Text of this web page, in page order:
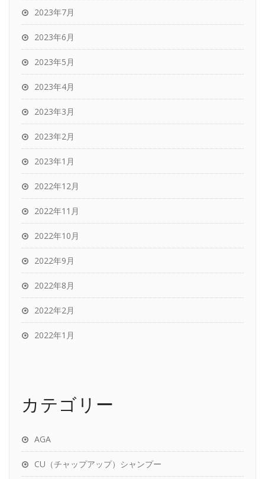
2023年7月
2023年6月
2023年5月
2023年4月
2023年3月
2023年2月
2023年1月
2022年12月
2022年11月
2022年10月
2022年9月
2022年8月
2022年2月
2022年1月
カテゴリー
AGA
CU（チャップアップ）シャンプー